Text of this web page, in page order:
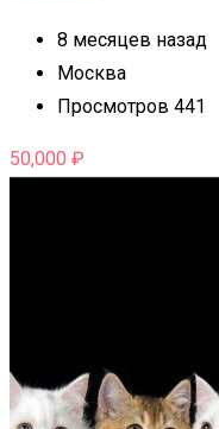
8 месяцев назад
Москва
Просмотров 441
50,000 ₽